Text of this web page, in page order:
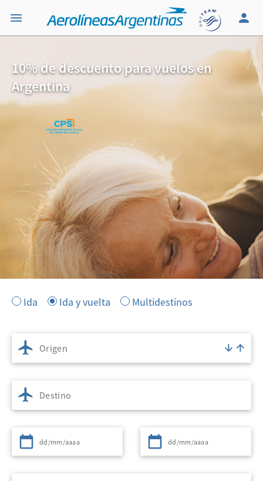
10% de descuento para vuelos en
Argentina
Ida Ida y vuelta Multidestinos
Origen
Destino
Partida Regreso